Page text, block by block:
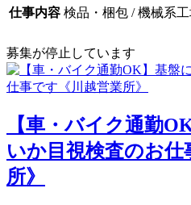
仕事内容 検品・梱包 / 機械系
募集が停止しています
【車・バイク通勤
いか目視検査のお
所》